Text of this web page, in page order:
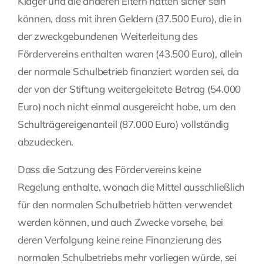
können, dass mit ihren Geldern (37.500 Euro), die in
der zweckgebundenen Weiterleitung des
Fördervereins enthalten waren (43.500 Euro), allein
der normale Schulbetrieb finanziert worden sei, da
der von der Stiftung weitergeleitete Betrag (54.000
Euro) noch nicht einmal ausgereicht habe, um den
Schulträgereigenanteil (87.000 Euro) vollständig
abzudecken.
Dass die Satzung des Fördervereins keine
Regelung enthalte, wonach die Mittel ausschließlich
für den normalen Schulbetrieb hätten verwendet
werden können, und auch Zwecke vorsehe, bei
deren Verfolgung keine reine Finanzierung des
normalen Schulbetriebs mehr vorliegen würde, sei